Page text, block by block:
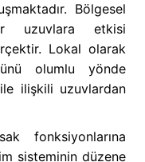
Bölgesel
uzuvlara etkisi
Lokal olarak
olumlu yönde
ilişkili uzuvlardan
fonksiyonlarına
sisteminin düzene